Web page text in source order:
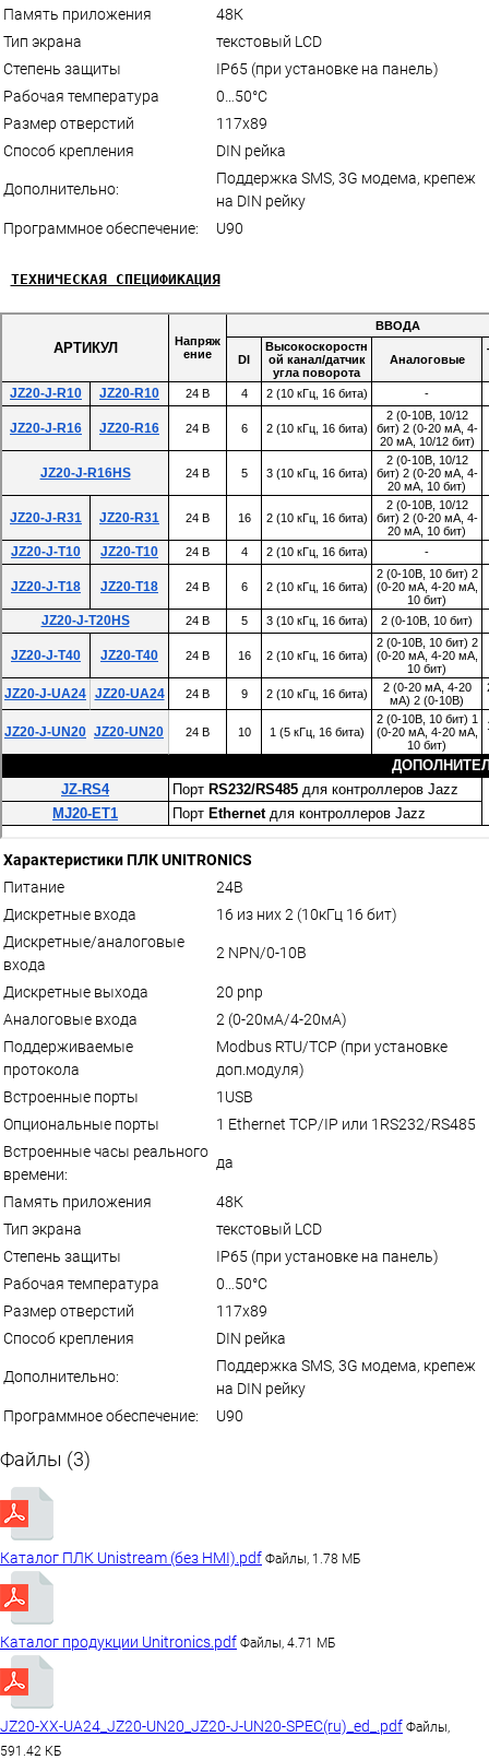
Память приложения
48К
Тип экрана
текстовый LCD
Степень защиты
IP65 (при установке на панель)
Рабочая температура
0…50°С
Размер отверстий
117х89
Способ крепления
DIN рейка
Дополнительно:
Поддержка SMS, 3G модема, крепеж
на DIN рейку
Программное обеспечение:
U90
ТЕХНИЧЕСКАЯ СПЕЦИФИКАЦИЯ
Характеристики ПЛК UNITRONICS
Питание
24В
Дискретные входа
16 из них 2 (10кГц 16 бит)
Дискретные/аналоговые
входа
2 NPN/0-10В
Дискретные выхода
20 pnp
Аналоговые входа
2 (0-20мА/4-20мА)
Поддерживаемые
протокола
Modbus RTU/TCP (при установке
доп.модуля)
Встроенные порты
1USB
Опциональные порты
1 Ethernet TCP/IP или 1RS232/RS485
Встроенные часы реального
времени:
да
Память приложения
48К
Тип экрана
текстовый LCD
Степень защиты
IP65 (при установке на панель)
Рабочая температура
0…50°С
Размер отверстий
117х89
Способ крепления
DIN рейка
Дополнительно:
Поддержка SMS, 3G модема, крепеж
на DIN рейку
Программное обеспечение:
U90
Файлы (3)
Каталог ПЛК Unistream (без HMI).pdf Файлы, 1.78 МБ
Каталог продукции Unitronics.pdf Файлы, 4.71 МБ
JZ20-XX-UA24_JZ20-UN20_JZ20-J-UN20-SPEC(ru)_ed_.pdf Файлы,
591.42 КБ